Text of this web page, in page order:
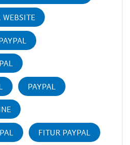
WEBSITE
PAYPAL
FITUR PAYPAL